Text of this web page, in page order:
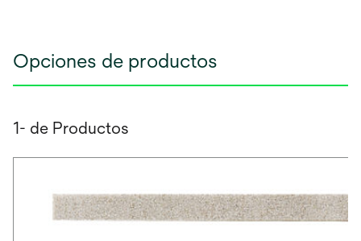
Opciones de productos
1- de Productos